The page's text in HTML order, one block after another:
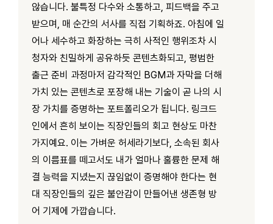
않습니다. 불특정 다수와 소통하고, 피드백을 주고
받으며, 매 순간의 서사를 직접 기획하죠. 아침에 일
어나 세수하고 화장하는 극히 사적인 행위조차 시
청자와 친밀하게 공유하듯 콘텐츠화되고, 평범한
출근 준비 과정마저 감각적인 BGM과 자막을 더해
가치 있는 콘텐츠로 포장해 내는 기술이 곧 나의 시
장 가치를 증명하는 포트폴리오가 됩니다. 링크드
인에서 흔히 보이는 직장인들의 회고 현상도 마찬
가지예요. 이는 가벼운 허세라기보다, 소속된 회사
의 이름표를 떼고서도 내가 얼마나 훌륭한 문제 해
결 능력을 지녔는지 끊임없이 증명해야 한다는 현
대 직장인들의 깊은 불안감이 만들어낸 생존형 방
어 기제에 가깝습니다.